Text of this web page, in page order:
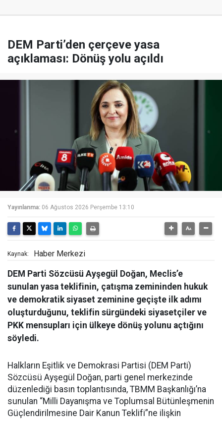
DEM Parti’den çerçeve yasa
açıklaması: Dönüş yolu açıldı
Yayınlanma: 06 Ağustos 2026 Perşembe 13:10
Kaynak: Haber Merkezi
DEM Parti Sözcüsü Ayşegül Doğan, Meclis’e
sunulan yasa teklifinin, çatışma zemininden hukuk
ve demokratik siyaset zeminine geçişte ilk adımı
oluşturduğunu, teklifin sürgündeki siyasetçiler ve
PKK mensupları için ülkeye dönüş yolunu açtığını
söyledi.
Halkların Eşitlik ve Demokrasi Partisi (DEM Parti)
Sözcüsü Ayşegül Doğan, parti genel merkezinde
düzenlediği basın toplantısında, TBMM Başkanlığı’na
sunulan “Milli Dayanışma ve Toplumsal Bütünleşmenin
Güçlendirilmesine Dair Kanun Teklifi”ne ilişkin